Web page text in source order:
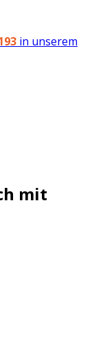
in unserem
mit